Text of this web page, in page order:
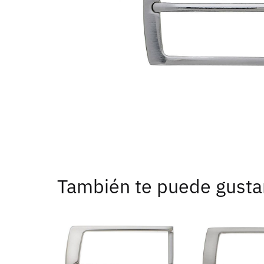
También te puede